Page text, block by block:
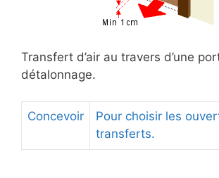
Transfert d’air au travers d’une
détalonnage.
Concevoir
Pour choisir les
transferts.